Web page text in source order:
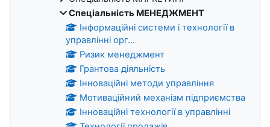
Спеціальність МЕНЕДЖМЕНТ
Інформаційні системи і технології в
управлінні орг...
Ризик менеджмент
Грантова діяльність
Інноваційні методи управління
Мотиваційний механізм підприємства
Інноваційні технології в управлінні